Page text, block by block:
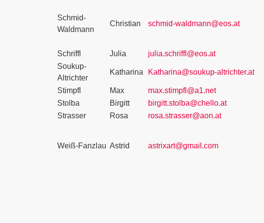
Schmid-
Waldmann
Christian schmid-waldmann@eos.at
Schriffl Julia julia.schriffl@eos.at
Soukup-
Altrichter
Katharina Katharina@soukup-altrichter.at
Stimpfl Max max.stimpfl@a1.net
Stolba
Birgitt birgitt.stolba@chello.at
Strasser
Rosa rosa.strasser@aon.at
Weiß-Fanzlau Astrid astrixart@gmail.com